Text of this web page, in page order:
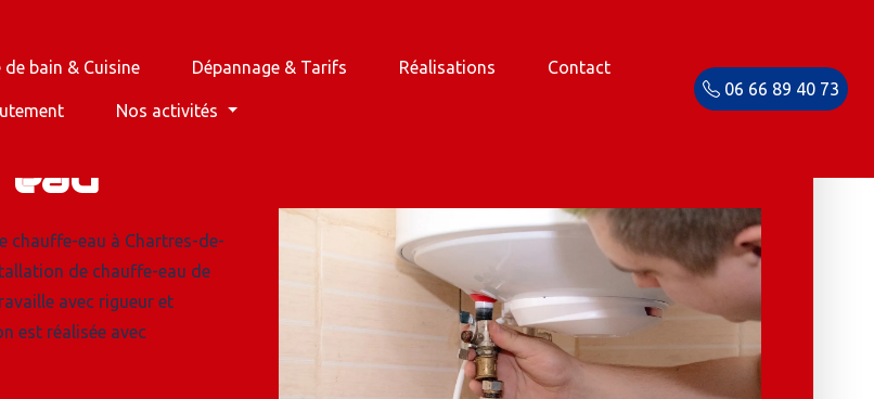
de bain & Cuisine Dépannage & Tarifs Réalisations Contact
Nos activités
06 66 89 40 73
chauffe-eau à Chartres-de-
de chauffe-eau de
avec rigueur et
est réalisée avec